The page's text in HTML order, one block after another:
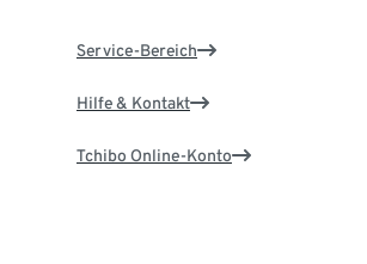
Service-Bereich
Hilfe & Kontakt
Tchibo Online-Konto